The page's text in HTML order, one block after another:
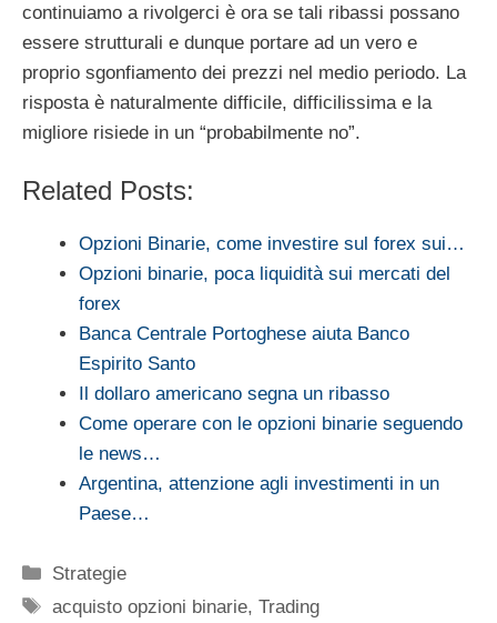
continuiamo a rivolgerci è ora se tali ribassi possano
essere strutturali e dunque portare ad un vero e
proprio sgonfiamento dei prezzi nel medio periodo. La
risposta è naturalmente difficile, difficilissima e la
migliore risiede in un “probabilmente no”.
Related Posts:
Opzioni Binarie, come investire sul forex sui…
Opzioni binarie, poca liquidità sui mercati del
forex
Banca Centrale Portoghese aiuta Banco
Espirito Santo
Il dollaro americano segna un ribasso
Come operare con le opzioni binarie seguendo
le news…
Argentina, attenzione agli investimenti in un
Paese…
Categorie
Strategie
Tag
acquisto opzioni binarie,Trading